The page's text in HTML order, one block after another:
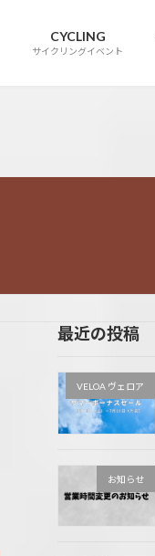
CYCLING
サイクリングイベント
最近の投稿
VELOA ヴェロア
お知らせ